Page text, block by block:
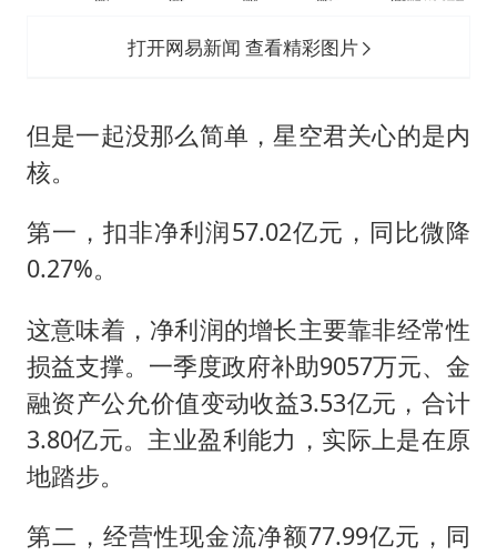
打开网易新闻 查看精彩图片
但是一起没那么简单，星空君关心的是内
核。
第一，扣非净利润57.02亿元，同比微降
0.27%。
这意味着，净利润的增长主要靠非经常性
损益支撑。一季度政府补助9057万元、金
融资产公允价值变动收益3.53亿元，合计
3.80亿元。主业盈利能力，实际上是在原
地踏步。
第二，经营性现金流净额77.99亿元，同